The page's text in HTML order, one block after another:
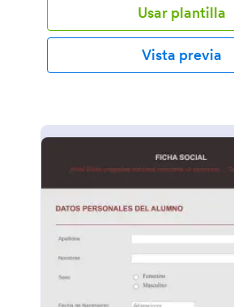
Usar plantilla
Vista previa